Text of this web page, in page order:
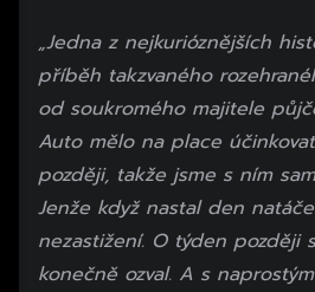
„Jedna z nejkurióznějších
příběh takzvaného
od soukromého majitele
Auto mělo na place
později, takže jsme s ním
Jenže když nastal den
nezastižení. O týden později
konečně ozval. A s